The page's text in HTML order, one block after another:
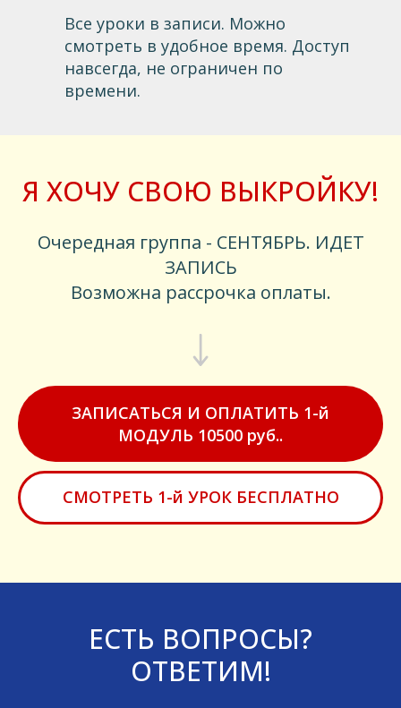
Все уроки в записи. Можно
смотреть в удобное время. Доступ
навсегда, не ограничен по
времени.
Я ХОЧУ СВОЮ ВЫКРОЙКУ!
Очередная группа - СЕНТЯБРЬ. ИДЕТ
ЗАПИСЬ
Возможна рассрочка оплаты.
ЗАПИСАТЬСЯ И ОПЛАТИТЬ 1-й
МОДУЛЬ 10500 руб..
СМОТРЕТЬ 1-й УРОК БЕСПЛАТНО
ЕСТЬ ВОПРОСЫ?
ОТВЕТИМ!